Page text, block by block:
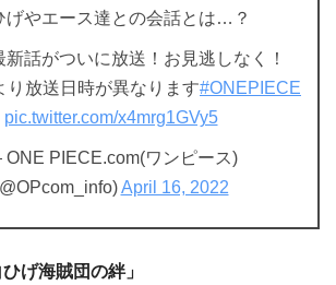
げやエース達との会話とは…？
新話がついに放送！お見逃しなく！
放送日時が異なります#ONEPIECE
pic.twitter.com/x4mrg1GVy5
PIECE.com(ワンピース)
April 16, 2022
げ海賊団の絆」